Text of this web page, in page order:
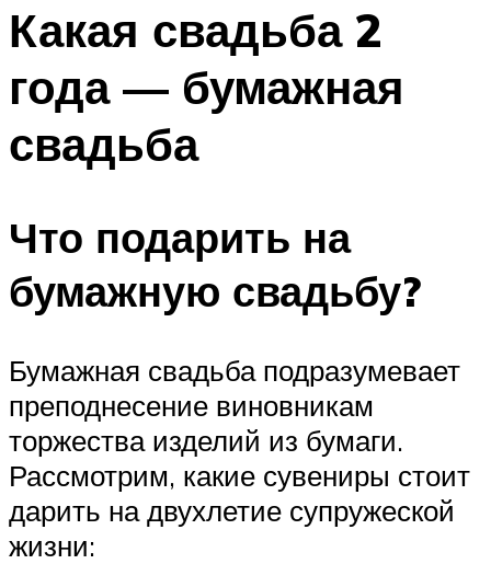
Какая свадьба 2
года — бумажная
свадьба
Что подарить на
бумажную свадьбу?­
Бумажная свадьба подразумевает
преподнесение виновникам
торжества изделий из бумаги.
Рассмотрим, какие сувениры стоит
дарить на двухлетие супружеской
жизни: